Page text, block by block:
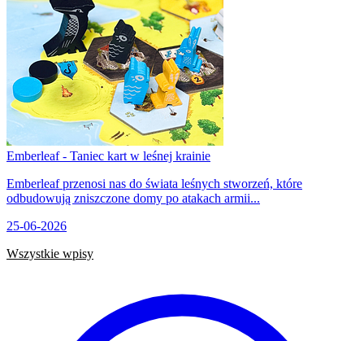
Emberleaf - Taniec kart w leśnej krainie
Emberleaf przenosi nas do świata leśnych stworzeń, które
odbudowują zniszczone domy po atakach armii...
25-06-2026
Wszystkie wpisy